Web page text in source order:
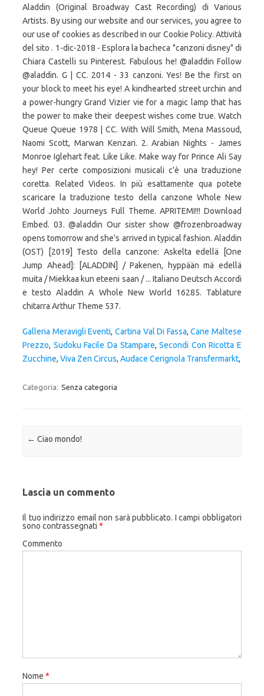
Aladdin (Original Broadway Cast Recording) di Various
Artists. By using our website and our services, you agree to
our use of cookies as described in our Cookie Policy. Attività
del sito . 1-dic-2018 - Esplora la bacheca "canzoni disney" di
Chiara Castelli su Pinterest. Fabulous he! @aladdin Follow
@aladdin. G | CC. 2014 - 33 canzoni. Yes! Be the first on
your block to meet his eye! A kindhearted street urchin and
a power-hungry Grand Vizier vie for a magic lamp that has
the power to make their deepest wishes come true. Watch
Queue Queue 1978 | CC. With Will Smith, Mena Massoud,
Naomi Scott, Marwan Kenzari. 2. Arabian Nights - James
Monroe Iglehart feat. Like Like. Make way for Prince Ali Say
hey! Per certe composizioni musicali c'è una traduzione
coretta. Related Videos. In più esattamente qua potete
scaricare la traduzione testo della canzone Whole New
World Johto Journeys Full Theme. APRITEMI!!! Download
Embed. 03. @aladdin Our sister show @frozenbroadway
opens tomorrow and she's arrived in typical fashion. Aladdin
(OST) [2019] Testo della canzone: Askelta edellä [One
Jump Ahead]: [ALADDIN] / Pakenen, hyppään mä edellä
muita / Miekkaa kun eteeni saan / ... Italiano Deutsch Accordi
e testo Aladdin A Whole New World 16285. Tablature
chitarra Arthur Theme 537.
Galleria Meravigli Eventi, Cartina Val Di Fassa,Cane Maltese
Prezzo, Sudoku Facile Da Stampare,Secondi Con Ricotta E
Zucchine, Viva Zen Circus, Audace Cerignola Transfermarkt,
Categoria: Senza categoria
Navigazione articolo
← Ciao mondo!
Lascia un commento
Il tuo indirizzo email non sarà pubblicato. I campi obbligatori
sono contrassegnati *
Commento
Nome *